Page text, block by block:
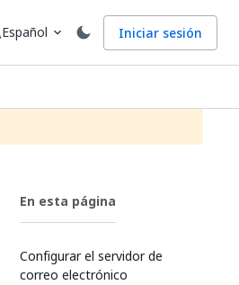
Español expand_more Iniciar sesión
En esta página
Configurar el servidor de
correo electrónico